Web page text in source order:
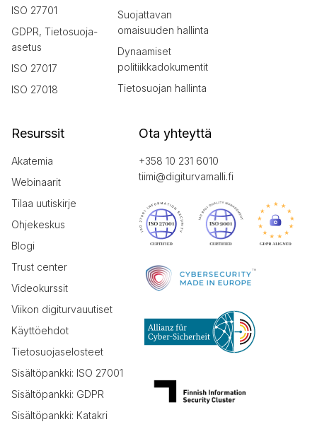
ISO 27701
GDPR, Tietosuoja-
asetus
ISO 27017
ISO 27018
Suojattavan
omaisuuden hallinta
Dynaamiset
politiikkadokumentit
Tietosuojan hallinta
Resurssit
Akatemia
Webinaarit
Tilaa uutiskirje
Ohjekeskus
Blogi
Trust center
Videokurssit
Viikon digiturvauutiset
Käyttöehdot
Tietosuojaselosteet
Sisältöpankki: ISO 27001
Sisältöpankki: GDPR
Sisältöpankki: Katakri
Ota yhteyttä
+358 10 231 6010
tiimi@digiturvamalli.fi